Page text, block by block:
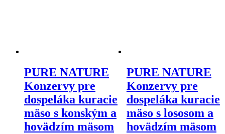
PURE NATURE
Konzervy pre
dospeláka kuracie
mäso s konským a
hovädzím mäsom
PURE NATURE
Konzervy pre
dospeláka kuracie
mäso s lososom a
hovädzím mäsom